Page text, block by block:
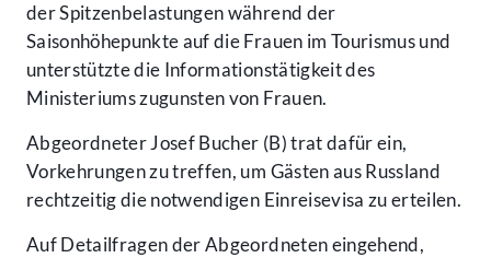
der Spitzenbelastungen während der
Saisonhöhepunkte auf die Frauen im Tourismus und
unterstützte die Informationstätigkeit des
Ministeriums zugunsten von Frauen.
Abgeordneter Josef Bucher (B) trat dafür ein,
Vorkehrungen zu treffen, um Gästen aus Russland
rechtzeitig die notwendigen Einreisevisa zu erteilen.
Auf Detailfragen der Abgeordneten eingehend,